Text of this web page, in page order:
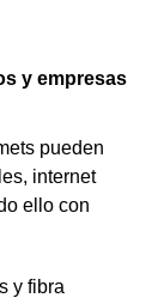
y empresas
pueden
internet
ello con
y fibra